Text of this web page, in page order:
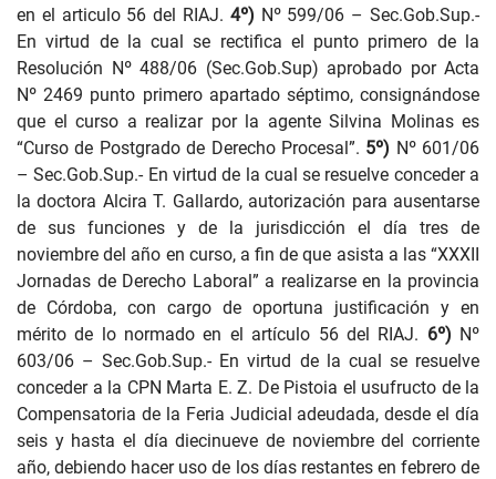
en el articulo 56 del RIAJ. 4º) Nº 599/06 – Sec.Gob.Sup.-
En virtud de la cual se rectifica el punto primero de la
Resolución Nº 488/06 (Sec.Gob.Sup) aprobado por Acta
Nº 2469 punto primero apartado séptimo, consignándose
que el curso a realizar por la agente Silvina Molinas es
“Curso de Postgrado de Derecho Procesal”. 5º) Nº 601/06
– Sec.Gob.Sup.- En virtud de la cual se resuelve conceder a
la doctora Alcira T. Gallardo, autorización para ausentarse
de sus funciones y de la jurisdicción el día tres de
noviembre del año en curso, a fin de que asista a las “XXXII
Jornadas de Derecho Laboral” a realizarse en la provincia
de Córdoba, con cargo de oportuna justificación y en
mérito de lo normado en el artículo 56 del RIAJ. 6º) Nº
603/06 – Sec.Gob.Sup.- En virtud de la cual se resuelve
conceder a la CPN Marta E. Z. De Pistoia el usufructo de la
Compensatoria de la Feria Judicial adeudada, desde el día
seis y hasta el día diecinueve de noviembre del corriente
año, debiendo hacer uso de los días restantes en febrero de